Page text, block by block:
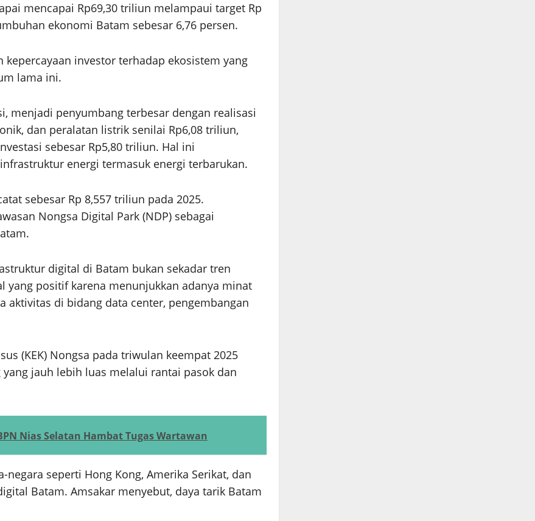
mencapai Rp69,30 triliun melampaui target Rp
ekonomi Batam sebesar 6,76 persen.
investor terhadap ekosistem yang
lama ini.
menjadi penyumbang terbesar dengan realisasi
dan peralatan listrik senilai Rp6,08 triliun,
sebesar Rp5,80 triliun. Hal ini
energi termasuk energi terbarukan.
sebesar Rp 8,557 triliun pada 2025.
Nongsa Digital Park (NDP) sebagai
digital di Batam bukan sekadar tren
yang positif karena menunjukkan adanya minat
aktivitas di bidang data center, pengembangan
(KEK) Nongsa pada triwulan keempat 2025
jauh lebih luas melalui rantai pasok dan
Nias Selatan Hambat Tugas Wartawan
seperti Hong Kong, Amerika Serikat, dan
Batam. Amsakar menyebut, daya tarik Batam